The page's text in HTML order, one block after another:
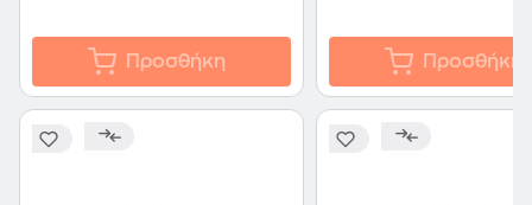
Προσθήκη Προσθήκη